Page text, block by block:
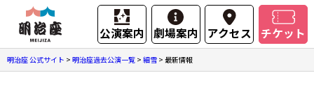
公演案内 劇場案内 アクセス チケット
明治座 公式サイト > 明治座過去公演一覧 > 細雪 > 最新情報